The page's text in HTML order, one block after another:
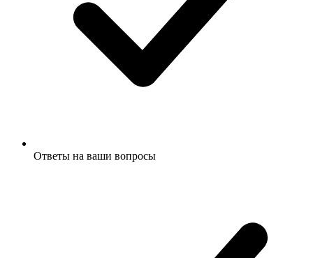
Ответы на ваши вопросы